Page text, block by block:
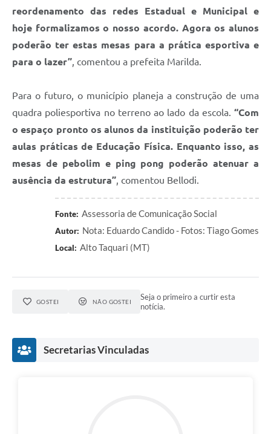
reordenamento das redes Estadual e Municipal e
hoje formalizamos o nosso acordo. Agora os alunos
poderão ter estas mesas para a prática esportiva e
para o lazer” , comentou a prefeita Marilda.
Para o futuro, o município planeja a construção de uma
quadra poliesportiva no terreno ao lado da escola. “Com
o espaço pronto os alunos da instituição poderão ter
aulas práticas de Educação Física. Enquanto isso, as
mesas de pebolim e ping pong poderão atenuar a
ausência da estrutura” , comentou Bellodi.
Fonte: Assessoria de Comunicação Social
Autor: Nota: Eduardo Candido - Fotos: Tiago Gomes
Local: Alto Taquari (MT)
GOSTEI NÃO GOSTEI
Seja o primeiro a curtir esta
notícia.
Secretarias Vinculadas